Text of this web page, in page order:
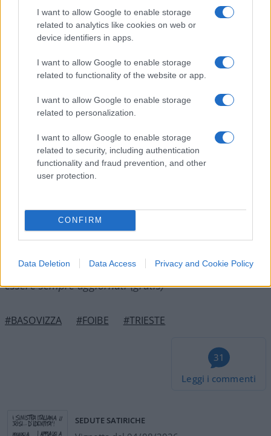
I want to allow Google to enable storage
related to analytics like cookies on web or
device identifiers in apps.
I want to allow Google to enable storage
related to functionality of the website or app.
I want to allow Google to enable storage
related to personalization.
I want to allow Google to enable storage
related to security, including authentication
functionality and fraud prevention, and other
user protection.
CONFIRM
Data Deletion Data Access Privacy and Cookie Policy
i collettivi rossi con le loro false verità e le loro
teorie estremiste. L’incontro è stato ufficialmente
capitolino. “Storia già vista troppe volte” le parole
di Menia: “Le minacce, l’intolleranza e la violenza
prevalgono sulla libera espressione delle idee. Poi
le istituzioni o chi porta la responsabilità delle
decisioni preferisce sopportare e piegarsi. Ma poi
non mi vengano a parlare di democrazia questi
nuovi partigiani”. Guardia alta, sempre.
sufficientecliccare quiper iscriversi al canale ed
essere sempre aggiornati (gratis)
#BASOVIZZA #FOIBE #TRIESTE
31
Leggi i commenti
SEDUTE SATIRICHE